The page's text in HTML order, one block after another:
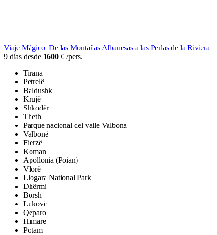
Viaje Mágico: De las Montañas Albanesas a las Perlas de la Riviera
9 días desde 1600 € /pers.
Tirana
Petrelë
Baldushk
Krujë
Shkodër
Theth
Parque nacional del valle Valbona
Valbonë
Fierzë
Koman
Apollonia (Poian)
Vlorë
Llogara National Park
Dhërmi
Borsh
Lukovë
Qeparo
Himarë
Potam